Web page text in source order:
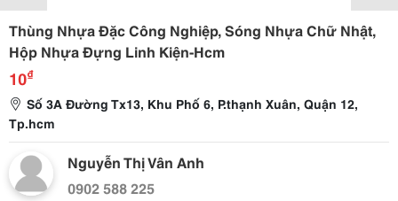
Thùng Nhựa Đặc Công Nghiệp, Sóng Nhựa Chữ Nhật,
Hộp Nhựa Đựng Linh Kiện-Hcm
10₫
Số 3A Đường Tx13, Khu Phố 6, P.thạnh Xuân, Quận 12,
Tp.hcm
Nguyễn Thị Vân Anh
0902 588 225